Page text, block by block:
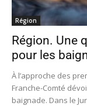
Région
Région. Une
pour les
À l’approche des
Franche-Comté
baignade. Dans le